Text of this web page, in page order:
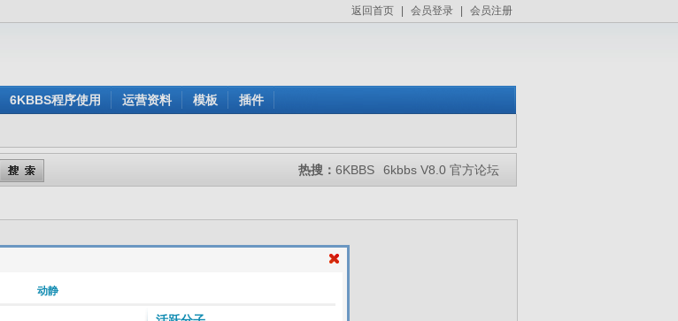
返回首页 会员登录 会员注册
6KBBS程序使用 运营资料 模板 插件
热搜： 6KBBS 6kbbs V8.0 官方论坛